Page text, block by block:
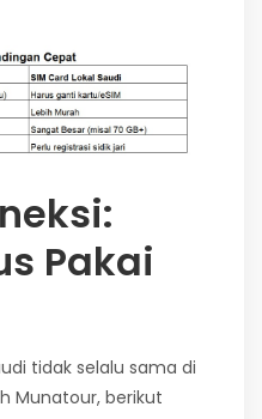
Pakai
tidak selalu sama di
Munatour, berikut